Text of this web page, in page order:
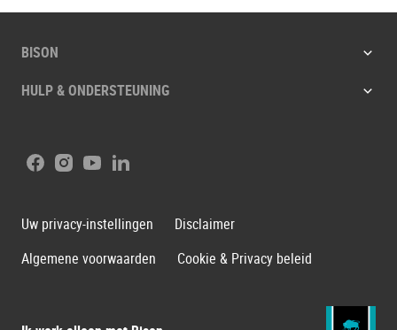
BISON
HULP & ONDERSTEUNING
Facebook
Instagram
YoutubeLinkedIn
Uw privacy-instellingen
Disclaimer
Algemene voorwaarden
Cookie & Privacy beleid